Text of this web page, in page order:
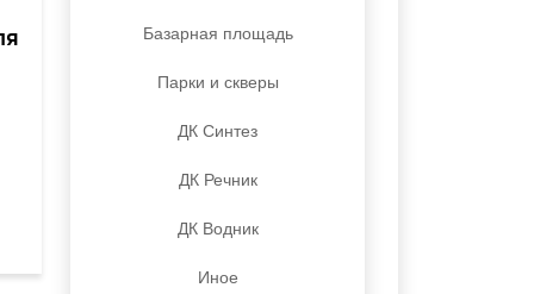
Базарная площадь
Парки и скверы
ДК Синтез
ДК Речник
ДК Водник
Иное